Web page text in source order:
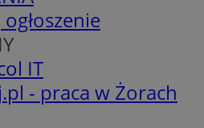
IT
- praca w Żorach